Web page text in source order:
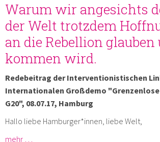
Warum wir angesichts
der Welt trotzdem
an die Rebellion glauben
kommen wird.
Redebeitrag der Interventionistischen
Internationalen Großdemo
G20", 08.07.17, Hamburg
Hallo liebe Hamburger*innen, liebe Welt,
mehr …